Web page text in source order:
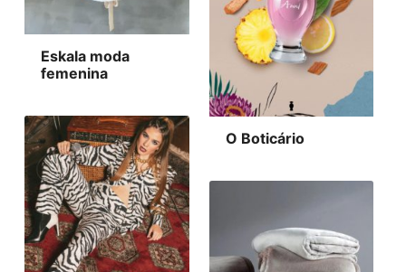
Eskala moda
femenina
O Boticário